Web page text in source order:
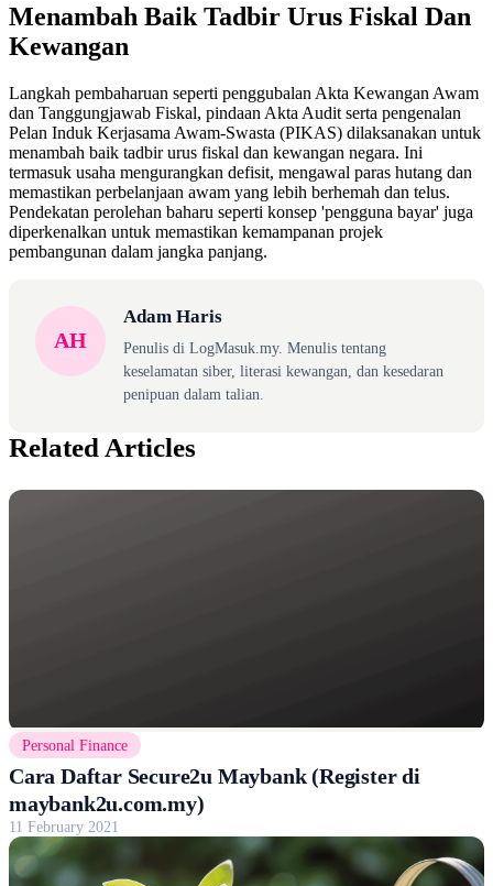
Menambah Baik Tadbir Urus Fiskal Dan
Kewangan
Langkah pembaharuan seperti penggubalan Akta Kewangan Awam
dan Tanggungjawab Fiskal, pindaan Akta Audit serta pengenalan
Pelan Induk Kerjasama Awam-Swasta (PIKAS) dilaksanakan untuk
menambah baik tadbir urus fiskal dan kewangan negara. Ini
termasuk usaha mengurangkan defisit, mengawal paras hutang dan
memastikan perbelanjaan awam yang lebih berhemah dan telus.
Pendekatan perolehan baharu seperti konsep 'pengguna bayar' juga
diperkenalkan untuk memastikan kemampanan projek
pembangunan dalam jangka panjang.
AH
Adam Haris
Penulis di LogMasuk.my. Menulis tentang
keselamatan siber, literasi kewangan, dan kesedaran
penipuan dalam talian.
Related Articles
Personal Finance
Cara Daftar Secure2u Maybank (Register di
maybank2u.com.my)
11 February 2021